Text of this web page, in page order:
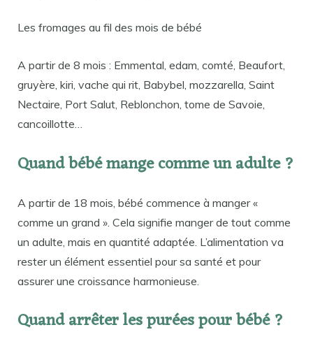
Les fromages au fil des mois de bébé
A partir de 8 mois : Emmental, edam, comté, Beaufort,
gruyère, kiri, vache qui rit, Babybel, mozzarella, Saint
Nectaire, Port Salut, Reblonchon, tome de Savoie,
cancoillotte…
Quand bébé mange comme un adulte ?
A partir de 18 mois, bébé commence à manger «
comme un grand ». Cela signifie manger de tout comme
un adulte, mais en quantité adaptée. L’alimentation va
rester un élément essentiel pour sa santé et pour
assurer une croissance harmonieuse.
Quand arrêter les purées pour bébé ?